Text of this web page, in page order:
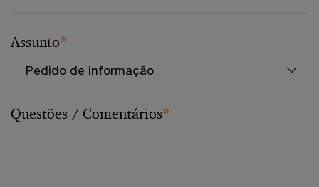
Assunto*
Questões / Comentários*